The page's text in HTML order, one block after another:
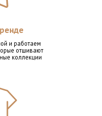
и работаем
отшивают
коллекции